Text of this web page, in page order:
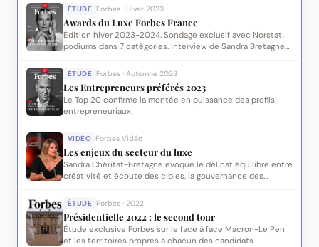
ÉTUDE Forbes · Hiver 2023
Awards du Luxe Forbes France
Édition hiver 2023-2024. Sondage exclusif avec Norstat,
podiums dans 7 catégories. Interview de Sandra Bretagne-
ÉTUDE Forbes · Automne 2023
Les Entrepreneurs préférés 2023
Le Top 20 confirme la montée en puissance des profils
entrepreneuriaux.
VIDÉO Forbes Vidéo
Les enjeux du secteur du luxe
Sandra Chéritat-Bretagne évoque le délicat équilibre entre
créativité et écoute des cibles, la gouvernance des
ÉTUDE Forbes · 2022
Présidentielle 2022 : le second tour
Étude exclusive Forbes sur le face à face Macron-Le Pen
et les territoires propres à chacun des candidats.